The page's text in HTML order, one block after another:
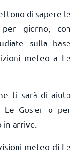
di sapere le
per giorno, con
sulla base
meteo a Le
ti sarà di aiuto
Le Gosier o per
arrivo.
meteo di Le